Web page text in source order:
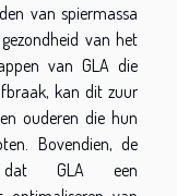
van spiermassa
van het
van GLA die
kan dit zuur
ouderen die hun
Bovendien, de
dat GLA een